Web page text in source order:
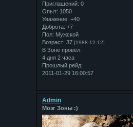
Приглашений: 0
Опыт: 1050
Уважение: +40
Доброта: +7
Пол: Мужской
Возраст: 37 [1988-12-12]
В Зоне провёл:
4 дня 2 часа
Прошлый рейд:
2011-01-29 16:00:57
Admin
Мозг Зоны :)